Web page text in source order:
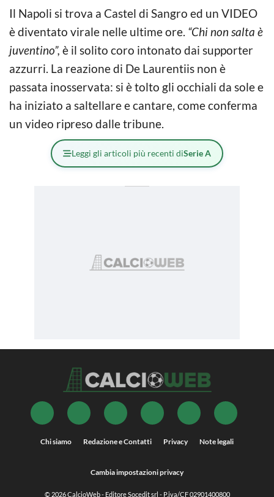
Il Napoli si trova a Castel di Sangro ed un VIDEO
è diventato virale nelle ultime ore. “Chi non salta è
juventino”, è il solito coro intonato dai supporter
azzurri. La reazione di De Laurentiis non è
passata inosservata: si è tolto gli occhiali da sole e
ha iniziato a saltellare e cantare, come conferma
un video ripreso dalle tribune.
Leggi gli articoli più recenti diSerie A
Chi siamo Redazione e Contatti Privacy Note legali
Cambia impostazioni privacy
© 2026CalcioWeb- Editore Socedit srl - P.iva/CF 02901400800